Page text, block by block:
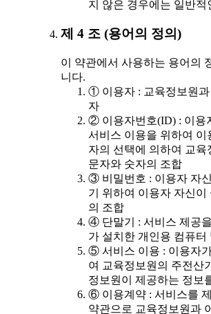
지 않은 경우에는 일반적
제 4 조 (용어의 정의)
이 약관에서 사용하는 용어의
니다.
① 이용자 : 교육정보원
자
② 이용자번호(ID) : 이용
서비스 이용을 위하여 이
자의 선택에 의하여 교육
문자와 숫자의 조합
③ 비밀번호 : 이용자 자
기 위하여 이용자 자신
의 조합
④ 단말기 : 서비스 제공
가 설치한 개인용 컴퓨터
⑤ 서비스 이용 : 이용자
여 교육정보원의 주전산
정보원이 제공하는 정보
⑥ 이용계약 : 서비스를
약관으로 교육정보원과